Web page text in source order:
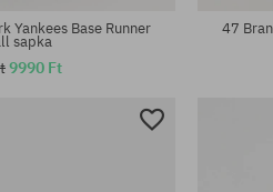
Yankees Base Runner
sapka
9990 Ft
47